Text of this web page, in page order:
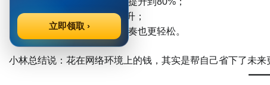
投放ROI明显上升；
团队整体运营节奏也更轻松。
小林总结说：花在网络环境上的钱，其实是帮自己省下了未
立即领取 ›